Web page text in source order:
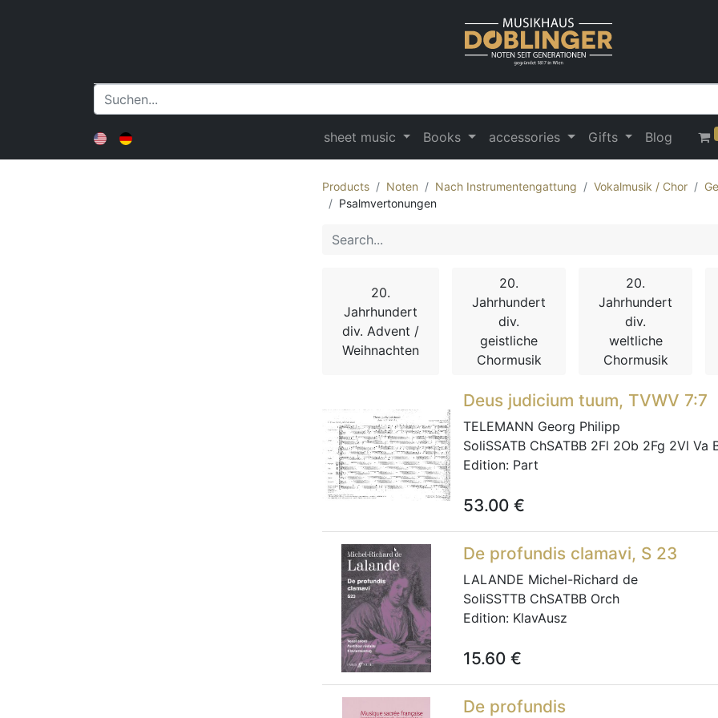
sheet music Books accessories Gifts Blog
Products Noten Nach Instrumentengattung Vokalmusik / Chor
Psalmvertonungen
20.
Jahrhundert
div. Advent /
Weihnachten
20.
Jahrhundert
div.
geistliche
Chormusik
20.
Jahrhundert
div.
weltliche
Chormusik
Deus judicium tuum, TVWV 7:7
TELEMANN Georg Philipp
SoliSSATB ChSATBB 2Fl 2Ob 2Fg 2Vl Va
Edition: Part
53.00 €
De profundis clamavi, S 23
LALANDE Michel-Richard de
SoliSSTTB ChSATBB Orch
Edition: KlavAusz
15.60 €
De profundis